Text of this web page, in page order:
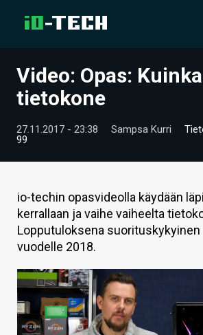
UUTISET
VIDEOT
TIETOA
HINTA.FI
VAIHDA TEEMA
Video: Opas:
tietokone
27.11.2017 - 23:38 Sampsa Kurri
99
io-techin opasvideolla käydään
kerrallaan ja vaihe vaiheelta
Lopputuloksena suorituskykyinen
vuodelle 2018.